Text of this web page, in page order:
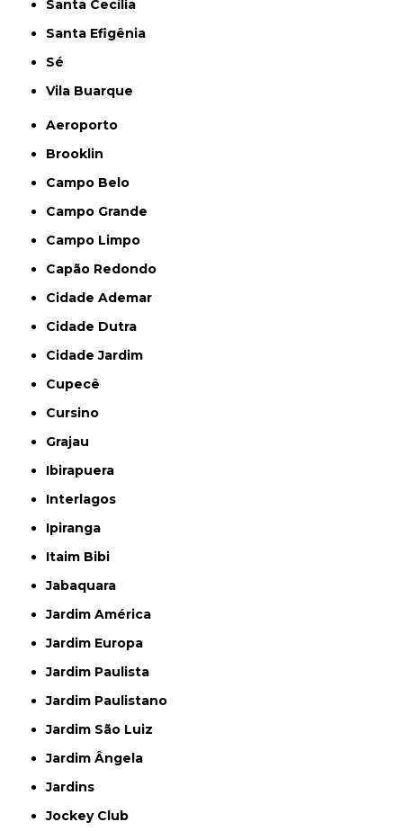
Santa Cecília
Santa Efigênia
Sé
Vila Buarque
Aeroporto
Brooklin
Campo Belo
Campo Grande
Campo Limpo
Capão Redondo
Cidade Ademar
Cidade Dutra
Cidade Jardim
Cupecê
Cursino
Grajau
Ibirapuera
Interlagos
Ipiranga
Itaim Bibi
Jabaquara
Jardim América
Jardim Europa
Jardim Paulista
Jardim Paulistano
Jardim São Luiz
Jardim Ângela
Jardins
Jockey Club